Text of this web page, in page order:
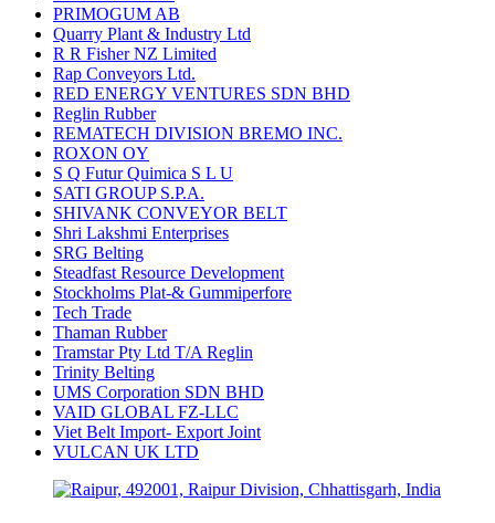
PRIMOGUM AB
Quarry Plant & Industry Ltd
R R Fisher NZ Limited
Rap Conveyors Ltd.
RED ENERGY VENTURES SDN BHD
Reglin Rubber
REMATECH DIVISION BREMO INC.
ROXON OY
S Q Futur Quimica S L U
SATI GROUP S.P.A.
SHIVANK CONVEYOR BELT
Shri Lakshmi Enterprises
SRG Belting
Steadfast Resource Development
Stockholms Plat-& Gummiperfore
Tech Trade
Thaman Rubber
Tramstar Pty Ltd T/A Reglin
Trinity Belting
UMS Corporation SDN BHD
VAID GLOBAL FZ-LLC
Viet Belt Import- Export Joint
VULCAN UK LTD